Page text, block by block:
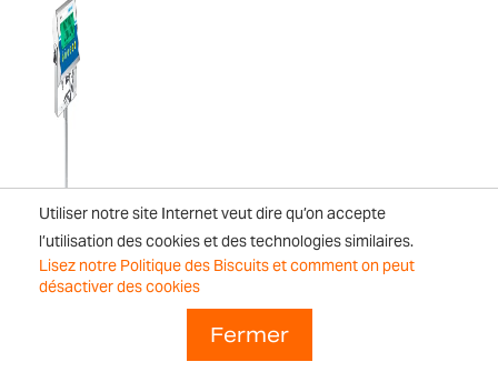
Utiliser notre site Internet veut dire qu’on accepte
l’utilisation des cookies et des technologies similaires.
Lisez notre Politique des Biscuits et comment on peut
désactiver des cookies
Fermer